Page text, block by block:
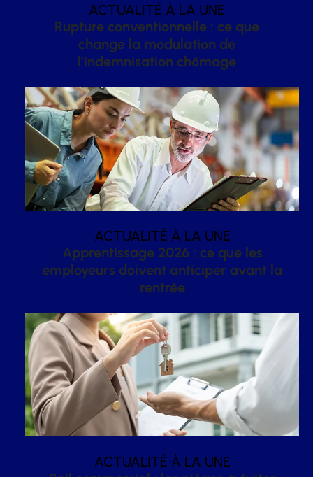
ACTUALITÉ À LA UNE
Rupture conventionnelle : ce que
change la modulation de
l’indemnisation chômage
ACTUALITÉ À LA UNE
Apprentissage 2026 : ce que les
employeurs doivent anticiper avant la
rentrée
ACTUALITÉ À LA UNE